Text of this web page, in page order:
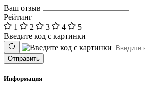
Ваш отзыв
Рейтинг
1
2 3 4
5
Введите код с картинки
Отправить
Информация